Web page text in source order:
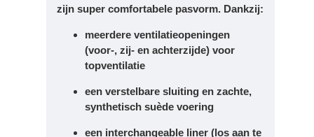
zijn super comfortabele pasvorm. Dankzij:
meerdere ventilatieopeningen
(voor-, zij- en achterzijde) voor
topventilatie
een verstelbare sluiting en zachte,
synthetisch suède voering
een interchangeable liner (los aan te